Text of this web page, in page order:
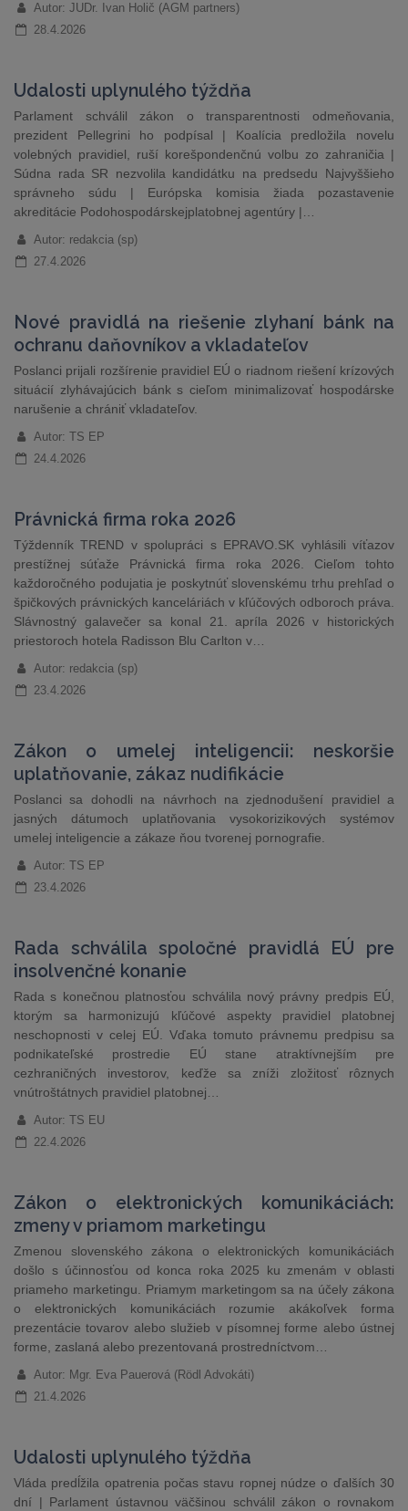
Autor: JUDr. Ivan Holič (AGM partners)
28.4.2026
Udalosti uplynulého týždňa
Parlament schválil zákon o transparentnosti odmeňovania,
prezident Pellegrini ho podpísal | Koalícia predložila novelu
volebných pravidiel, ruší korešpondenčnú volbu zo zahraničia |
Súdna rada SR nezvolila kandidátku na predsedu Najvyššieho
správneho súdu | Európska komisia žiada pozastavenie
akreditácie Podohospodárskejplatobnej agentúry |…
Autor: redakcia (sp)
27.4.2026
Nové pravidlá na riešenie zlyhaní bánk na
ochranu daňovníkov a vkladateľov
Poslanci prijali rozšírenie pravidiel EÚ o riadnom riešení krízových
situácií zlyhávajúcich bánk s cieľom minimalizovať hospodárske
narušenie a chrániť vkladateľov.
Autor: TS EP
24.4.2026
Právnická firma roka 2026
Týždenník TREND v spolupráci s EPRAVO.SK vyhlásili víťazov
prestížnej súťaže Právnická firma roka 2026. Cieľom tohto
každoročného podujatia je poskytnúť slovenskému trhu prehľad o
špičkových právnických kanceláriách v kľúčových odboroch práva.
Slávnostný galavečer sa konal 21. apríla 2026 v historických
priestoroch hotela Radisson Blu Carlton v…
Autor: redakcia (sp)
23.4.2026
Zákon o umelej inteligencii: neskoršie
uplatňovanie, zákaz nudifikácie
Poslanci sa dohodli na návrhoch na zjednodušení pravidiel a
jasných dátumoch uplatňovania vysokorizikových systémov
umelej inteligencie a zákaze ňou tvorenej pornografie.
Autor: TS EP
23.4.2026
Rada schválila spoločné pravidlá EÚ pre
insolvenčné konanie
Rada s konečnou platnosťou schválila nový právny predpis EÚ,
ktorým sa harmonizujú kľúčové aspekty pravidiel platobnej
neschopnosti v celej EÚ. Vďaka tomuto právnemu predpisu sa
podnikateľské prostredie EÚ stane atraktívnejším pre
cezhraničných investorov, keďže sa zníži zložitosť rôznych
vnútroštátnych pravidiel platobnej…
Autor: TS EU
22.4.2026
Zákon o elektronických komunikáciách:
zmeny v priamom marketingu
Zmenou slovenského zákona o elektronických komunikáciách
došlo s účinnosťou od konca roka 2025 ku zmenám v oblasti
priameho marketingu. Priamym marketingom sa na účely zákona
o elektronických komunikáciách rozumie akákoľvek forma
prezentácie tovarov alebo služieb v písomnej forme alebo ústnej
forme, zaslaná alebo prezentovaná prostredníctvom…
Autor: Mgr. Eva Pauerová (Rödl Advokáti)
21.4.2026
Udalosti uplynulého týždňa
Vláda predĺžila opatrenia počas stavu ropnej núdze o ďalších 30
dní | Parlament ústavnou väčšinou schválil zákon o rovnakom